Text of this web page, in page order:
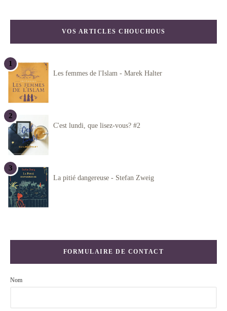
VOS ARTICLES CHOUCHOUS
Les femmes de l'Islam - Marek Halter
C'est lundi, que lisez-vous? #2
La pitié dangereuse - Stefan Zweig
FORMULAIRE DE CONTACT
Nom